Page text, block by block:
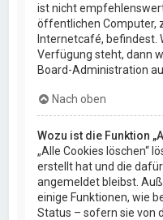
ist nicht
öffentlichen Computer,
Internetcafé, befindest.
Verfügung steht, dann
Board-Administration
Nach oben
Wozu ist die Funktion
„Alle Cookies löschen“
erstellt hat und die
angemeldet bleibst.
einige Funktionen, wie
Status – sofern sie von